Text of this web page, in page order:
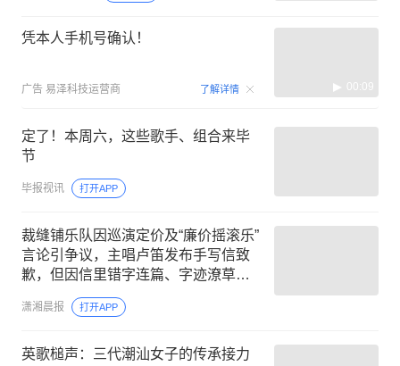
凭本人手机号确认！
广告 易泽科技运营商 了解详情 00:09
定了！本周六，这些歌手、组合来毕
节
毕报视讯 打开APP
裁缝铺乐队因巡演定价及“廉价摇滚乐”
言论引争议，主唱卢笛发布手写信致
歉，但因信里错字连篇、字迹潦草，
反遭乐迷更大规模群嘲
潇湘晨报 打开APP
英歌槌声：​三代潮汕女子的传承接力